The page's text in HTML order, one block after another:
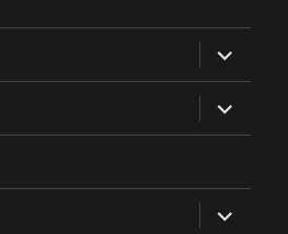
expand
child
menu
expand
child
menu
expand
child